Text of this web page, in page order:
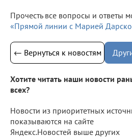
Прочесть все вопросы и ответы
«Прямой линии с Марией
← Вернуться к новостям
Хотите читать наши новости
всех?
Новости из приоритетных
показываются на сайте
Яндекс.Новостей выше других